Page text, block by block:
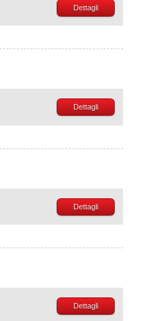
Dettagli
Dettagli
Dettagli
Dettagli